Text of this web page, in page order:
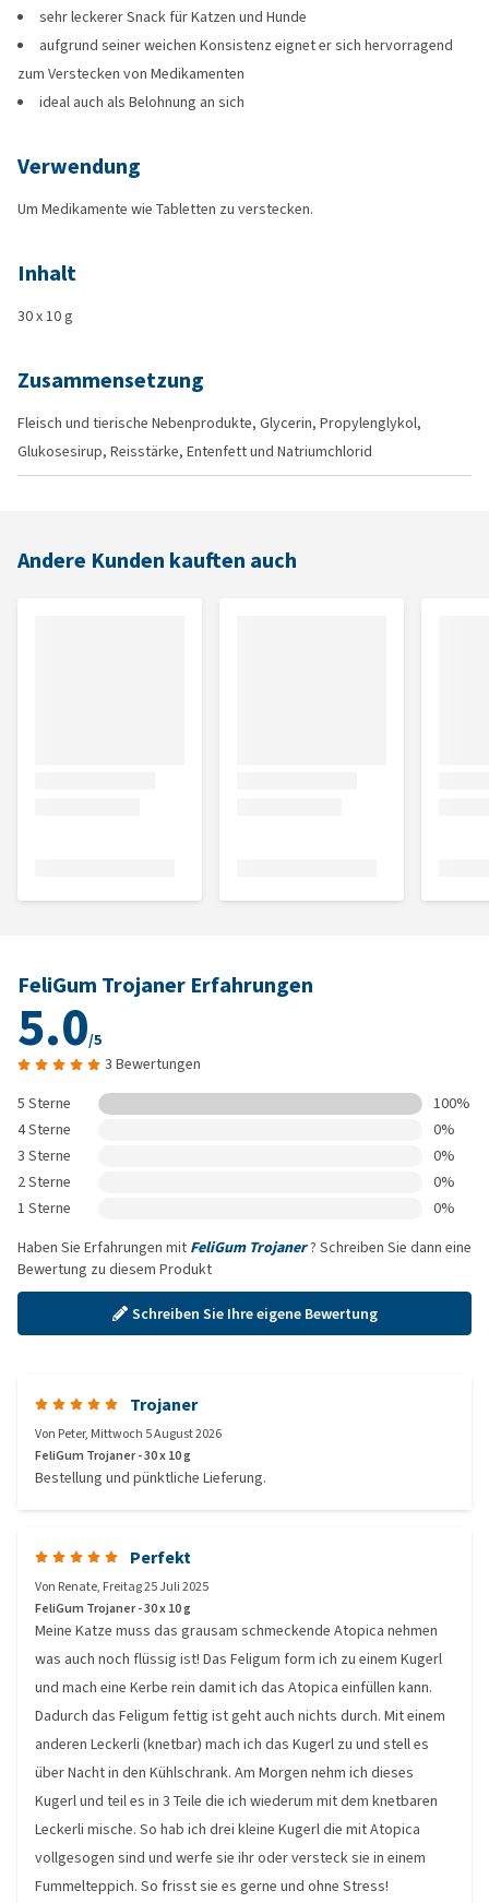
sehr leckerer Snack für Katzen und Hunde
aufgrund seiner weichen Konsistenz eignet er sich hervorragend
zum Verstecken von Medikamenten
ideal auch als Belohnung an sich
Verwendung
Um Medikamente wie Tabletten zu verstecken.
Inhalt
30 x 10 g
Zusammensetzung
Fleisch und tierische Nebenprodukte, Glycerin, Propylenglykol,
Glukosesirup, Reisstärke, Entenfett und Natriumchlorid
Andere Kunden kauften auch
FeliGum Trojaner Erfahrungen
5.0/5
3 Bewertungen
5 Sterne
100%
4 Sterne
0%
3 Sterne
0%
2 Sterne
0%
1 Sterne
0%
Haben Sie Erfahrungen mit FeliGum Trojaner? Schreiben Sie dann eine
Bewertung zu diesem Produkt
Schreiben Sie Ihre eigene Bewertung
Trojaner
Von Peter, Mittwoch 5 August 2026
FeliGum Trojaner - 30 x 10 g
Bestellung und pünktliche Lieferung.
Perfekt
Von Renate, Freitag 25 Juli 2025
FeliGum Trojaner - 30 x 10 g
Meine Katze muss das grausam schmeckende Atopica nehmen
was auch noch flüssig ist! Das Feligum form ich zu einem Kugerl
und mach eine Kerbe rein damit ich das Atopica einfüllen kann.
Dadurch das Feligum fettig ist geht auch nichts durch. Mit einem
anderen Leckerli (knetbar) mach ich das Kugerl zu und stell es
über Nacht in den Kühlschrank. Am Morgen nehm ich dieses
Kugerl und teil es in 3 Teile die ich wiederum mit dem knetbaren
Leckerli mische. So hab ich drei kleine Kugerl die mit Atopica
vollgesogen sind und werfe sie ihr oder versteck sie in einem
Fummelteppich. So frisst sie es gerne und ohne Stress!